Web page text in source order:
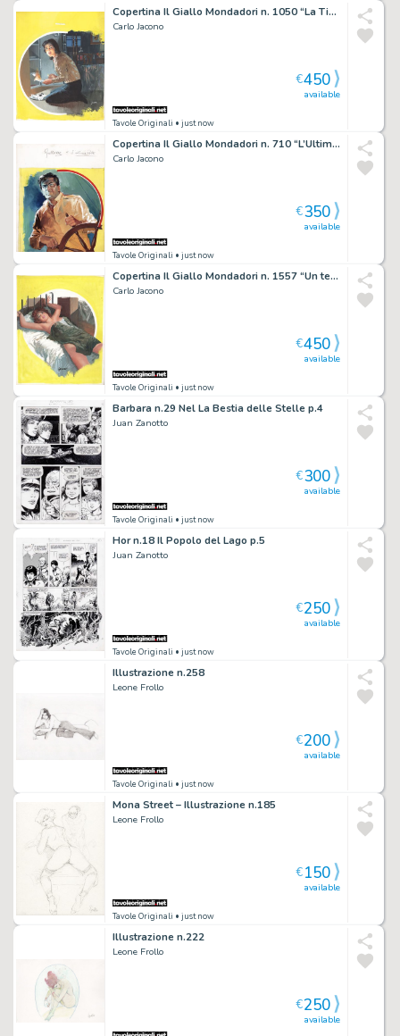
Copertina Il Giallo Mondadori n. 1050 “La Tigre dormiva” (Dominic Devine)
Carlo Jacono
Tavole Originali • just now
available
€450
Copertina Il Giallo Mondadori n. 710 “L’Ultima rotta” (Edwin Lanham)
Carlo Jacono
Tavole Originali • just now
available
€350
Copertina Il Giallo Mondadori n. 1557 “Un testardo di nome Joe Reddam” (Warwick Downing)
Carlo Jacono
Tavole Originali • just now
available
€450
Barbara n.29 Nel La Bestia delle Stelle p.4
Juan Zanotto
Tavole Originali • just now
available
€300
Hor n.18 Il Popolo del Lago p.5
Juan Zanotto
Tavole Originali • just now
available
€250
Illustrazione n.258
Leone Frollo
Tavole Originali • just now
available
€200
Mona Street – Illustrazione n.185
Leone Frollo
Tavole Originali • just now
available
€150
Illustrazione n.222
Leone Frollo
available
€250